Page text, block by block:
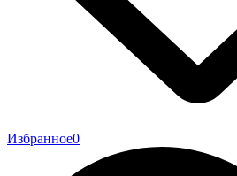
Избранное0